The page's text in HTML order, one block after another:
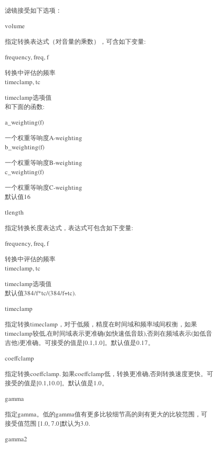
滤镜接受如下选项：
volume
指定转换表达式（对音量的乘数），可含如下变量:
frequency, freq, f
转换中评估的频率
timeclamp, tc
timeclamp选项值
和下面的函数:
a_weighting(f)
一个权重等响度A-weighting
b_weighting(f)
一个权重等响度B-weighting
c_weighting(f)
一个权重等响度C-weighting
默认值16
tlength
指定转换长度表达式，表达式可包含如下变量:
frequency, freq, f
转换中评估的频率
timeclamp, tc
timeclamp选项值
默认值384/f*tc/(384/f+tc).
timeclamp
指定转换timeclamp，对于低频，精度在时间域和频率域间权衡，如果
timeclamp较低,在时间域表示更准确(如快速低音鼓),否则在频域表示(如低音
吉他)更准确。可接受的值是[0.1,1.0]。默认值是0.17。
coeffclamp
指定转换coeffclamp. 如果coeffclamp低，转换更准确,否则转换速度更快。可
接受的值是[0.1,10.0]。默认值是1.0。
gamma
指定gamma。低的gamma值有更多比较细节高的则有更大的比较范围，可
接受值范围 [1.0, 7.0]默认为3.0.
gamma2